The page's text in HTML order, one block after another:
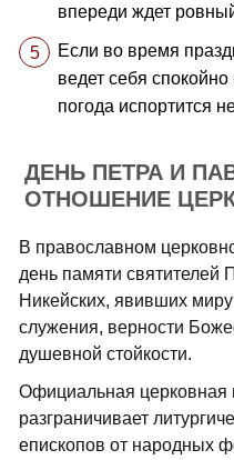
впереди ждет
Если во время
ведет себя
погода испортится
ДЕНЬ ПЕТРА И
ОТНОШЕНИЕ
В православном
день памяти святителей
Никейских, явивших
служения, верности
душевной стойкости.
Официальная церковная
разграничивает
епископов от народных